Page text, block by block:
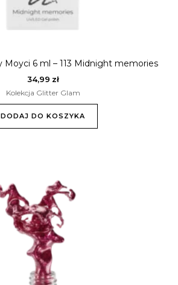
Moyci 6 ml – 113 Midnight memories
34,99 zł
Kolekcja Glitter Glam
DODAJ DO KOSZYKA